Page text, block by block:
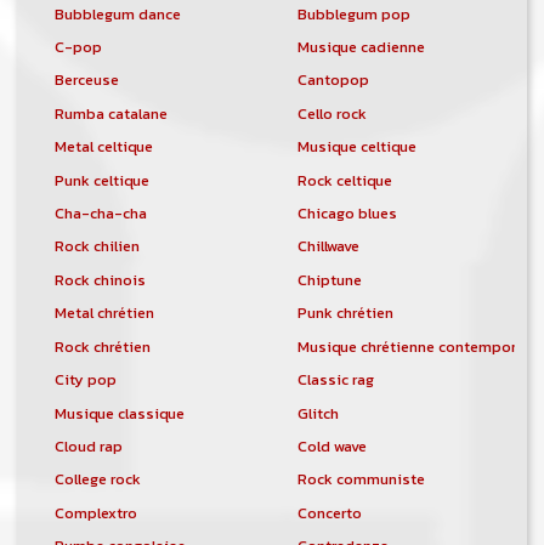
Bubblegum dance
Bubblegum pop
C-pop
Musique cadienne
Berceuse
Cantopop
Rumba catalane
Cello rock
Metal celtique
Musique celtique
Punk celtique
Rock celtique
Cha-cha-cha
Chicago blues
Rock chilien
Chillwave
Rock chinois
Chiptune
Metal chrétien
Punk chrétien
Rock chrétien
Musique chrétienne
City pop
Classic rag
Musique classique
Glitch
Cloud rap
Cold wave
College rock
Rock communiste
Complextro
Concerto